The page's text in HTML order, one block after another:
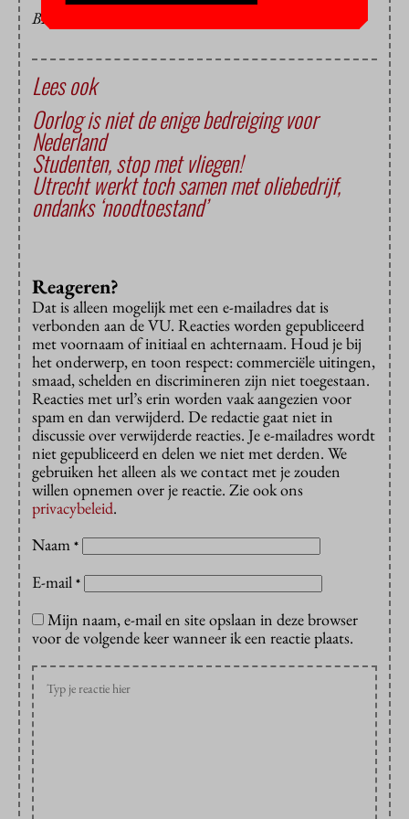
BEELD: ARNO LODDER
Lees ook
Oorlog is niet de enige bedreiging voor
Nederland
Studenten, stop met vliegen!
Utrecht werkt toch samen met oliebedrijf,
ondanks ‘noodtoestand’
Reageren?
Dat is alleen mogelijk met een e-mailadres dat is
verbonden aan de VU. Reacties worden gepubliceerd
met voornaam of initiaal en achternaam. Houd je bij
het onderwerp, en toon respect: commerciële uitingen,
smaad, schelden en discrimineren zijn niet toegestaan.
Reacties met url’s erin worden vaak aangezien voor
spam en dan verwijderd. De redactie gaat niet in
discussie over verwijderde reacties. Je e-mailadres wordt
niet gepubliceerd en delen we niet met derden. We
gebruiken het alleen als we contact met je zouden
willen opnemen over je reactie. Zie ook ons
privacybeleid.
Naam *
E-mail *
Mijn naam, e-mail en site opslaan in deze browser
voor de volgende keer wanneer ik een reactie plaats.